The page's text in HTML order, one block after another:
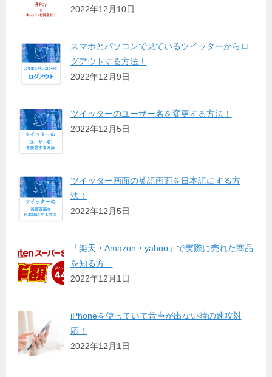
2022年12月10日
スマホとパソコンで見ているツイッターからロ
グアウトする方法！
2022年12月9日
ツイッターのユーザー名を変更する方法！
2022年12月5日
ツイッター画面の英語画面を日本語にする方
法！
2022年12月5日
「楽天・Amazon・yahoo」で実際に売れた商品
を知る方…
2022年12月1日
iPhoneを使っていて音声が出ない時の速攻対
応！
2022年12月1日